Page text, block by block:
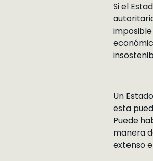
Si el
Un
esta
Puede
manera
extenso